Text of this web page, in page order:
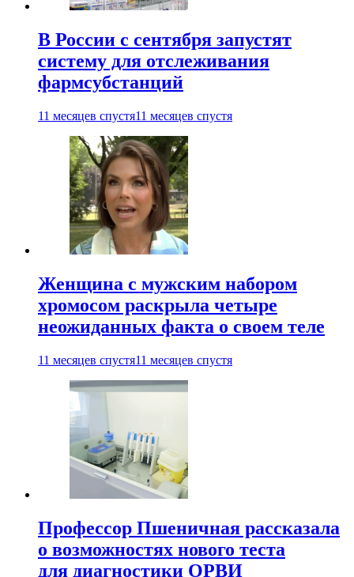
В России с сентября запустят
систему для отслеживания
фармсубстанций
11 месяцев спустя11 месяцев спустя
Женщина с мужским набором
хромосом раскрыла четыре
неожиданных факта о своем теле
11 месяцев спустя11 месяцев спустя
Профессор Пшеничная рассказала
о возможностях нового теста
для диагностики ОРВИ